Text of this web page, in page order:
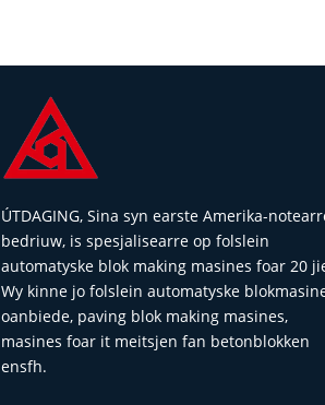
ÚTDAGING, Sina syn earste Amerika-
bedriuw, is spesjalisearre op folslein
automatyske blok making masines foar 20
Wy kinne jo folslein automatyske
oanbiede, paving blok making masines,
masines foar it meitsjen fan betonblokken
ensfh.